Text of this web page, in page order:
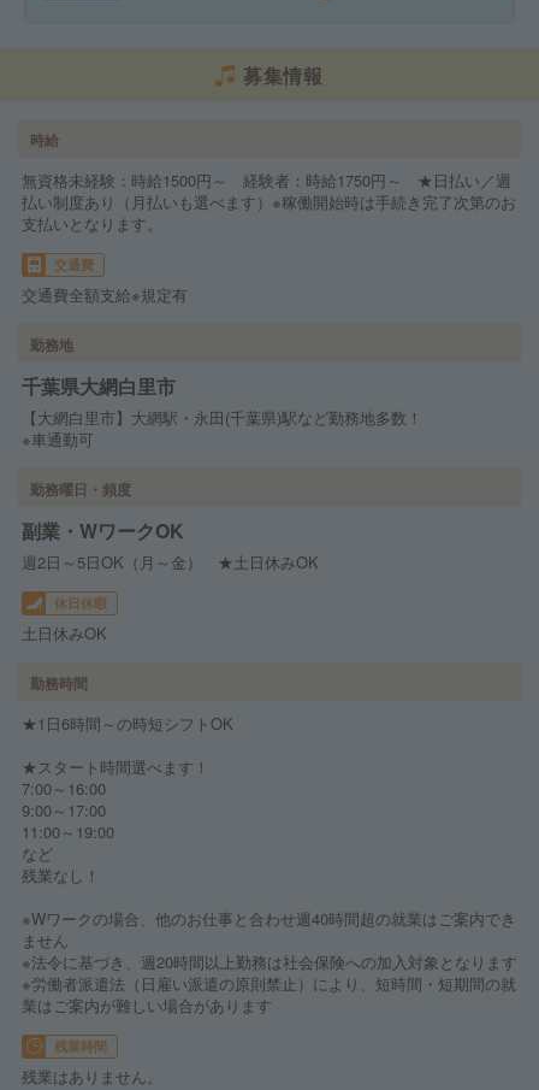
募集情報
時給
無資格未経験：時給1500円～ 経験者：時給1750円～ ★日払い／週
払い制度あり（月払いも選べます）※稼働開始時は手続き完了次第のお
支払いとなります。
交通費
交通費全額支給※規定有
勤務地
千葉県大網白里市
【大網白里市】大網駅・永田(千葉県)駅など勤務地多数！
※車通勤可
勤務曜日・頻度
副業・WワークOK
週2日～5日OK（月～金） ★土日休みOK
休日休暇
土日休みOK
勤務時間
★1日6時間～の時短シフトOK
★スタート時間選べます！
7:00～16:00
9:00～17:00
11:00～19:00
など
残業なし！
※Wワークの場合、他のお仕事と合わせ週40時間超の就業はご案内でき
ません
※法令に基づき、週20時間以上勤務は社会保険への加入対象となります
※労働者派遣法（日雇い派遣の原則禁止）により、短時間・短期間の就
業はご案内が難しい場合があります
残業時間
残業はありません。